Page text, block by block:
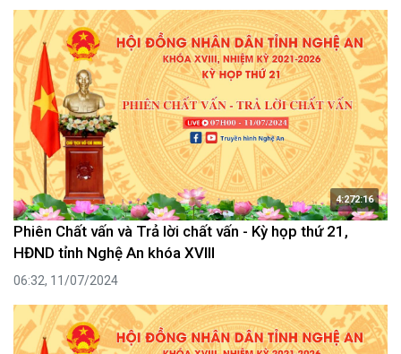
4:272:16
Phiên Chất vấn và Trả lời chất vấn - Kỳ họp thứ 21,
HĐND tỉnh Nghệ An khóa XVIII
06:32, 11/07/2024